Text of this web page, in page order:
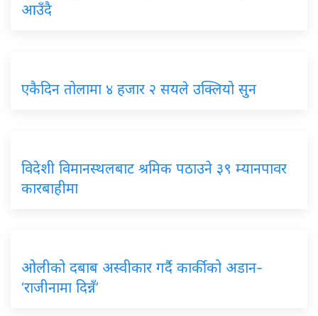
आउँदै
एकैदिन तोलामा ४ हजार २ सयले उक्लियो सुन
विदेशी विमानस्थलबाट श्रमिक पठाउने ३९ म्यानपावर
कारबाहीमा
ओलीको दबाब अस्वीकार गर्दै कार्कीको अडान-
‘राजीनामा दिन्नँ’